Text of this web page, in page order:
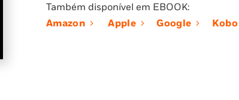
Perdição
Também disponível em EBOOK:
Amazon
Apple Google Kobo